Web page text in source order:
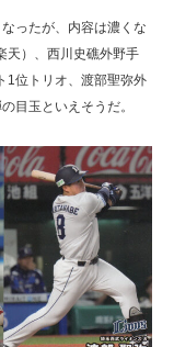
ったが、内容は濃くな
天）、西川史礁外野手
1位トリオ、渡部聖弥外
目玉といえそうだ。